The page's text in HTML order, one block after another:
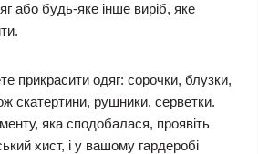
або будь-яке інше виріб, яке
прикрасити одяг: сорочки, блузки,
скатертини, рушники, серветки.
яка сподобалася, проявіть
хист, і у вашому гардеробі